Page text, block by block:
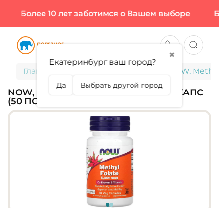
Более 10 лет заботимся о Вашем выборе
Главная NOW,
NOW, METHYL FOLATE 5000 МКГ, 50 КАПC
(50 ПОРЦИЙ)
✖
Екатеринбург ваш город?
Да Выбрать другой город